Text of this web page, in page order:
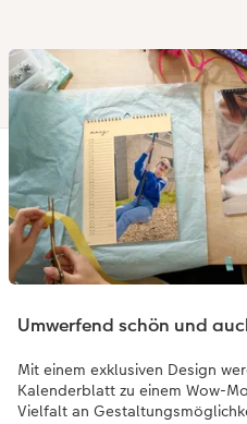
Umwerfend schön und
Mit einem exklusiven Design
Kalenderblatt zu einem Wow-
Vielfalt an